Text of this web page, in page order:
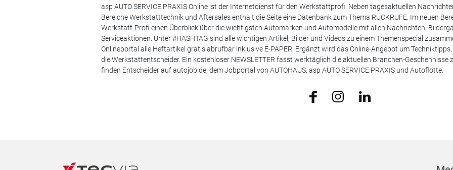
asp AUTO SERVICE PRAXIS Online ist der Internetdienst für den Werkstattprofi. Neben tagesaktuellen
Bereiche Werkstatttechnik und Aftersales enthält die Seite eine Datenbank zum Thema RÜCKRUFE. Im neuen
Werkstatt-Profi einen Überblick über die wichtigsten Automarken und Automodelle mit allen Nachrichten,
Serviceaktionen. Unter #HASHTAG sind alle wichtigen Artikel, Bilder und Videos zu einem Themenspecial
Onlineportal alle Heftartikel gratis abrufbar inklusive E-PAPER. Ergänzt wird das Online-Angebot um
die Werkstattentscheider. Ein kostenloser NEWSLETTER fasst werktäglich die aktuellen Branchen-Geschehnisse
finden Entscheider auf autojob.de, dem Jobportal von AUTOHAUS, asp AUTO SERVICE PRAXIS und Autoflotte.